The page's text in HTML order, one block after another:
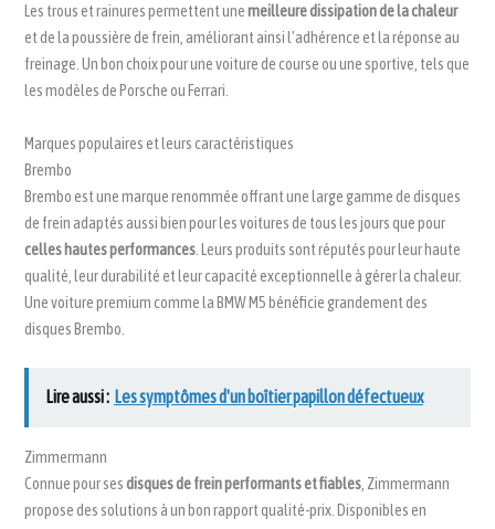
Les trous et rainures permettent unemeilleure dissipation de la chaleur
et de la poussière de frein, améliorant ainsi l’adhérence et la réponse au
freinage. Un bon choix pour une voiture de course ou une sportive, tels que
les modèles de Porsche ou Ferrari.
Marques populaires et leurs caractéristiques
Brembo
Brembo est une marque renommée offrant une large gamme de disques
de frein adaptés aussi bien pour les voitures de tous les jours que pour
celles hautes performances . Leurs produits sont réputés pour leur haute
qualité, leur durabilité et leur capacité exceptionnelle à gérer la chaleur.
Une voiture premium comme la BMW M5 bénéficie grandement des
disques Brembo.
Lire aussi : Les symptômes d'un boîtier papillon défectueux
Zimmermann
Connue pour sesdisques de frein performants et fiables , Zimmermann
propose des solutions à un bon rapport qualité-prix. Disponibles en